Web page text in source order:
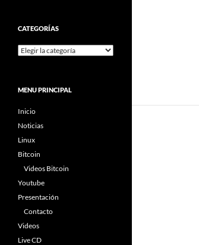
CATEGORÍAS
MENU PRINCIPAL
Inicio
Noticias
Linux
Bitcoin
Videos Bitcoin
Youtube
Presentación
Contacto
Videos
Live CD